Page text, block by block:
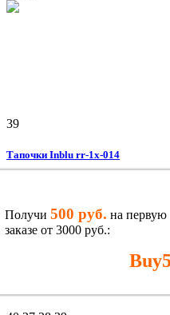
39
Тапочки Inblu rr-1x-014
Получи 500 руб. на
заказе от 3000 руб.: